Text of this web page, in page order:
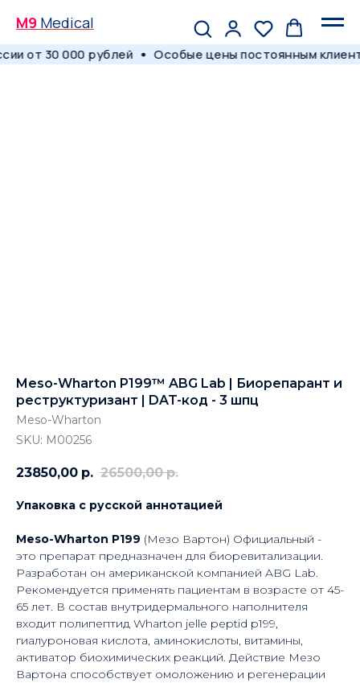
M9 Medical
от 30 000 рублей Особые цены постоянным
Meso-Wharton P199™ ABG Lab | Биорепарант и
реструктуризант | DAT-код - 3 шпц
Meso-Wharton
SKU: М00256
23850,00 р. 26500,00 р.
Упаковка с русской аннотацией
Meso-Wharton P199 (Мезо Вартон) Официальный -
это препарат предназначен для биоревитализации.
Разработан он американской компанией ABG Lab.
Рекомендуется применять пациентам в возрасте от 45-
65 лет. В состав внутридермального наполнителя
входит полипептид Wharton jelle peptid p199,
гиалуроновая кислота, аминокислоты, витамины,
активатор биохимических реакций. Действие Мезо
Вартона способствует омоложению и регенерации